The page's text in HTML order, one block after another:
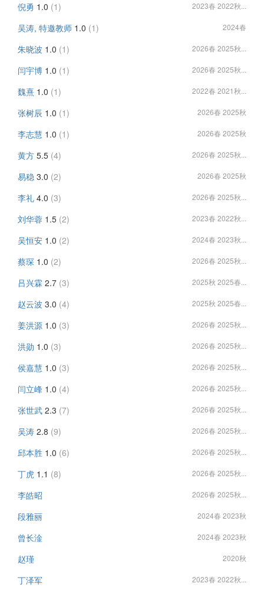
倪勇 1.0 (1) 2023春 2022秋...
吴涛, 特邀教师 1.0 (1) 2024春
朱晓波 1.0 (1) 2026春 2025秋...
闫宇博 1.0 (1) 2026春 2025秋...
魏熹 1.0 (1) 2022春 2021秋...
张树辰 1.0 (1) 2026春 2025秋
李志慧 1.0 (1) 2026春 2025秋
黄方 5.5 (4) 2026春 2025秋...
易稳 3.0 (2) 2026春 2025秋
李礼 4.0 (3) 2026春 2025秋...
刘华蓉 1.5 (2) 2023春 2022秋...
吴恒安 1.0 (2) 2024春 2023秋...
蔡琛 1.0 (2) 2026春 2025秋...
吕兴霖 2.7 (3) 2025秋 2025春...
赵云波 3.0 (4) 2025秋 2025春...
姜洪源 1.0 (3) 2026春 2025秋...
洪勋 1.0 (3) 2026春 2025秋...
侯嘉慧 1.0 (3) 2026春 2025秋...
闫立峰 1.0 (4) 2026春 2025秋...
张世武 2.3 (7) 2026春 2025秋...
吴涛 2.8 (9) 2026春 2025秋...
邱本胜 1.0 (6) 2026春 2025秋...
丁虎 1.1 (8) 2026春 2025秋...
李皓昭 2026春 2025秋...
段雅丽 2024春 2023秋
曾长淦 2024春 2023秋
赵瑾 2020秋
丁泽军 2023春 2022秋...